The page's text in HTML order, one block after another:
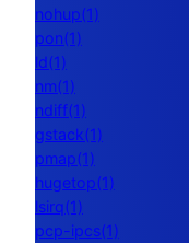
nohup(1)
pon(1)
ld(1)
nm(1)
ndiff(1)
gstack(1)
pmap(1)
hugetop(1)
lsirq(1)
pcp-ipcs(1)